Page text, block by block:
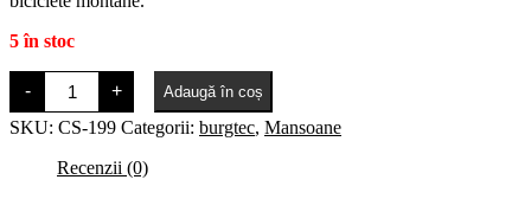
5 în stoc
-
Cantitate
Burgtec
Bartender,
diametru
mm,
+ Adaugă în coș
SKU: CS-199 Categorii: burgtec, Mansoane
Recenzii (0)